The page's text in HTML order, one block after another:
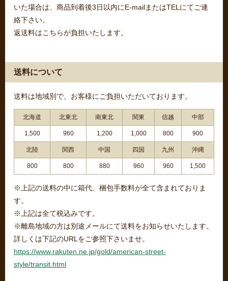
いた場合は、商品到着後3日以内にE-mailまたはTELにてご連
絡下さい。
返送料はこちらが負担いたします。
送料について
送料は地域別で、お客様にご負担いただいております。
北海道 北東北 南東北 関東 信越 中部
1,500 960 1,200 1,000 800 900
北陸 関西 中国 四国 九州 沖縄
800 800 880 960 960 1,500
※上記の送料の中に箱代、梱包手数料が全て含まれておりま
す。
※上記は全て税込みです。
※離島地域の方は別途メールにて送料をお知らせいたします。
詳しくは下記のURLをご参照下さいませ。
https://www.rakuten.ne.jp/gold/american-street-
style/transit.html